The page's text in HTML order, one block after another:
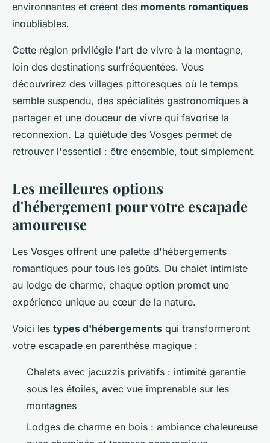
environnantes et créent des moments romantiques
inoubliables.
Cette région privilégie l'art de vivre à la montagne,
loin des destinations surfréquentées. Vous
découvrirez des villages pittoresques où le temps
semble suspendu, des spécialités gastronomiques à
partager et une douceur de vivre qui favorise la
reconnexion. La quiétude des Vosges permet de
retrouver l'essentiel : être ensemble, tout simplement.
Les meilleures options
d'hébergement pour votre escapade
amoureuse
Les Vosges offrent une palette d'hébergements
romantiques pour tous les goûts. Du chalet intimiste
au lodge de charme, chaque option promet une
expérience unique au cœur de la nature.
Voici les types d'hébergements qui transformeront
votre escapade en parenthèse magique :
Chalets avec jacuzzis privatifs : intimité garantie
sous les étoiles, avec vue imprenable sur les
montagnes
Lodges de charme en bois : ambiance chaleureuse